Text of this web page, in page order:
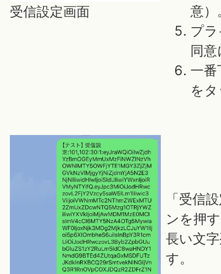
受信設定画面
意）
プ
同
一
を
「受信
ンを押
長い文
す。